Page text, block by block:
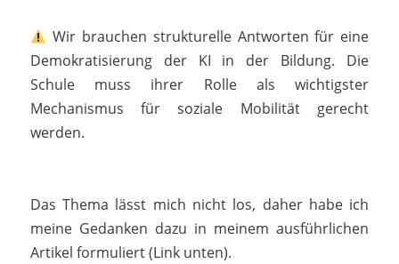
Wir brauchen strukturelle Antworten für eine
Demokratisierung der KI in der Bildung. Die
Schule muss ihrer Rolle als wichtigster
Mechanismus für soziale Mobilität gerecht
werden.
Das Thema lässt mich nicht los, daher habe ich
meine Gedanken dazu in meinem ausführlichen
Artikel formuliert (Link unten).